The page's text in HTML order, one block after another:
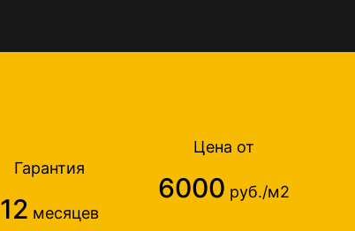
Гарантия
12 месяцев
Цена от
6000 руб./м2